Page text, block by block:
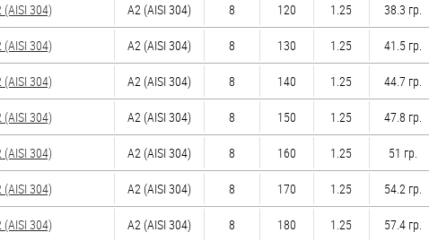
304) А2 (AISI 304) 8 120 1.25 38.3 гр.
304) А2 (AISI 304) 8 130 1.25 41.5 гр.
304) А2 (AISI 304) 8 140 1.25 44.7 гр.
304) А2 (AISI 304) 8 150 1.25 47.8 гр.
304) А2 (AISI 304) 8 160 1.25 51 гр.
304) А2 (AISI 304) 8 170 1.25 54.2 гр.
304) А2 (AISI 304) 8 180 1.25 57.4 гр.